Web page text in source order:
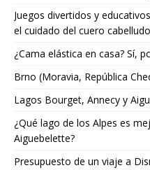
Juegos divertidos y
el cuidado del cuero cabelludo
¿Cama elástica en casa? Sí,
Brno (Moravia, República
Lagos Bourget, Annecy y
¿Qué lago de los Alpes es
Aiguebelette?
Presupuesto de un viaje a